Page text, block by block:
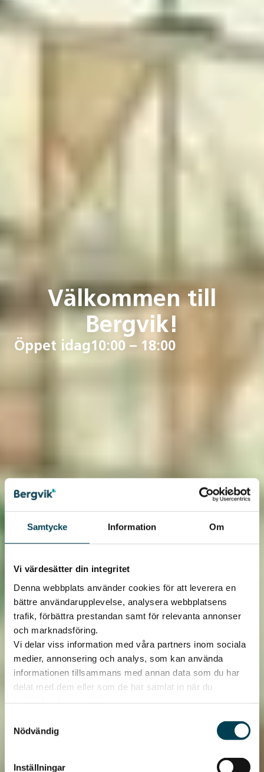
Samtycke Information Om
Vi värdesätter din integritet
Denna webbplats använder cookies för att leverera en
bättre användarupplevelse, analysera webbplatsens
trafik, förbättra prestandan samt för relevanta annonser
och marknadsföring.
Vi delar viss information med våra partners inom sociala
medier, annonsering och analys, som kan använda
informationen tillsammans med annan data som du har
delat med dem eller som de har samlat in när du
Nödvändig
Inställningar
Välkommen till
Bergvik!
Öppet idag10:00 – 18:00